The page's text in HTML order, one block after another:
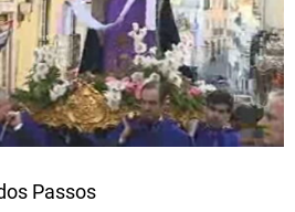
Passos